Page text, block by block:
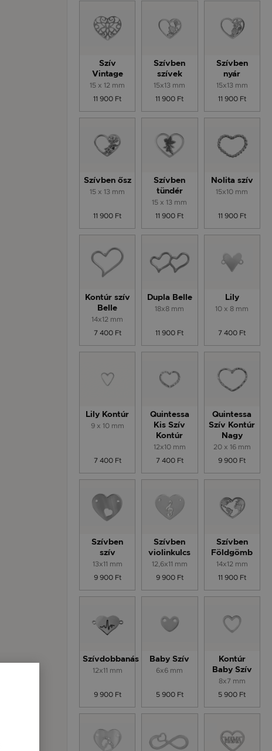
Szív
Vintage
15 x 12 mm
11 900 Ft
Szívben
szívek
15x13 mm
11 900 Ft
Szívben
nyár
15x13 mm
11 900 Ft
Szívben ősz
15 x 13 mm
11 900 Ft
Szívben
tündér
15 x 13 mm
11 900 Ft
Nolita szív
15x10 mm
11 900 Ft
Kontúr szív
Belle
14x12 mm
7 400 Ft
Dupla Belle
18x8 mm
11 900 Ft
Lily
10 x 8 mm
7 400 Ft
Lily Kontúr
9 x 10 mm
7 400 Ft
Quintessa
Kis Szív
Kontúr
12x10 mm
7 400 Ft
Quintessa
Szív Kontúr
Nagy
20 x 16 mm
9 900 Ft
Szívben
szív
13x11 mm
9 900 Ft
Szívben
violinkulcs
12,6x11 mm
9 900 Ft
Szívben
Földgömb
14x12 mm
11 900 Ft
Szívdobbanás
12x11 mm
9 900 Ft
Baby Szív
6x6 mm
5 900 Ft
Kontúr
Baby Szív
8x7 mm
5 900 Ft